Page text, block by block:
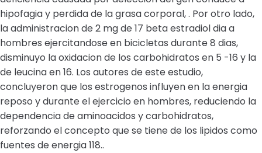
hipofagia y perdida de la grasa corporal, . Por otro lado,
la administracion de 2 mg de 17 beta estradiol dia a
hombres ejercitandose en bicicletas durante 8 dias,
disminuyo la oxidacion de los carbohidratos en 5 -16 y la
de leucina en 16. Los autores de este estudio,
concluyeron que los estrogenos influyen en la energia
reposo y durante el ejercicio en hombres, reduciendo la
dependencia de aminoacidos y carbohidratos,
reforzando el concepto que se tiene de los lipidos como
fuentes de energia 118..